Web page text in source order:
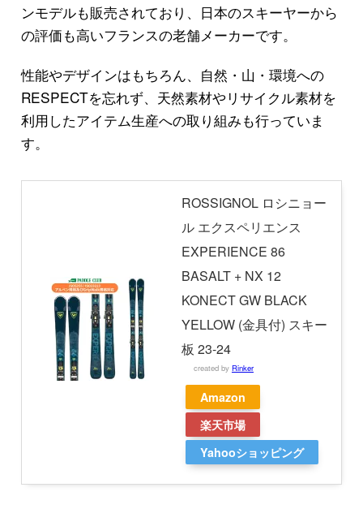
ンモデルも販売されており、日本のスキーヤーから
の評価も高いフランスの老舗メーカーです。
性能やデザインはもちろん、自然・山・環境への
RESPECTを忘れず、天然素材やリサイクル素材を
利用したアイテム生産への取り組みも行っていま
す。
ROSSIGNOL ロシニョー
ル エクスペリエンス
EXPERIENCE 86
BASALT + NX 12
KONECT GW BLACK
YELLOW (金具付) スキー
板 23-24
created by Rinker
Amazon
楽天市場
Yahooショッピング